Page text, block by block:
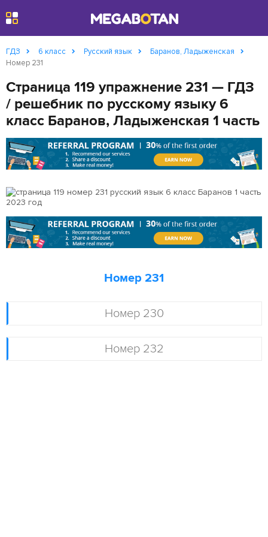
ГДЗ 6 класс Русский язык
Баранов, Ладыженская
Номер 231
Страница 119 упражнение 231 — ГДЗ
/ решебник по русскому языку 6
класс Баранов, Ладыженская 1 часть
Номер 230
Номер 232
Номер 231